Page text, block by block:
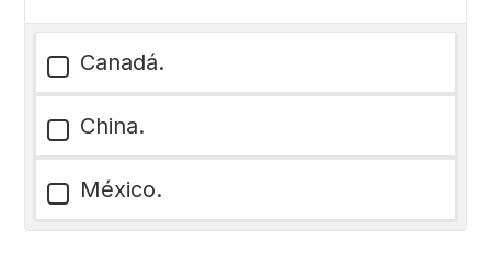
Canadá.
China.
México.